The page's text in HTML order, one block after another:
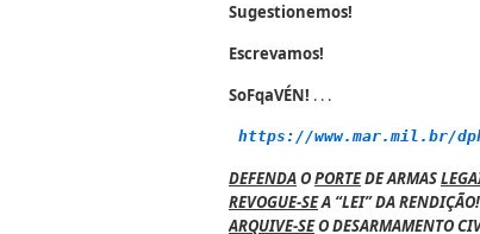
Sugestionemos!
Escrevamos!
SoFqaVÉN! . . .
https://www.mar.mil.br/
DEFENDAOPORTEDE ARMAS
REVOGUE-SEA “LEI” DA RENDIÇÃO!
ARQUIVE-SEO DESARMAMENTO